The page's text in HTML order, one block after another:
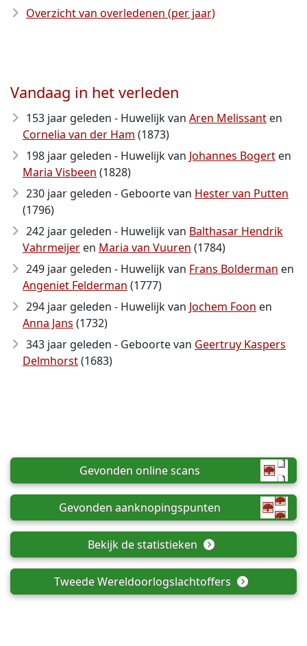
Overzicht van overledenen (per jaar)
Vandaag in het verleden
153 jaar geleden - Huwelijk van Aren Melissant en
Cornelia van der Ham (1873)
198 jaar geleden - Huwelijk van Johannes Bogert en
Maria Visbeen (1828)
230 jaar geleden - Geboorte van Hester van Putten
(1796)
242 jaar geleden - Huwelijk van Balthasar Hendrik
Vahrmeijer en Maria van Vuuren (1784)
249 jaar geleden - Huwelijk van Frans Bolderman en
Angeniet Felderman (1777)
294 jaar geleden - Huwelijk van Jochem Foon en
Anna Jans (1732)
343 jaar geleden - Geboorte van Geertruy Kaspers
Delmhorst(1683)
Gevonden online scans
Gevonden aanknopingspunten
Bekijk de statistieken
Tweede Wereldoorlogslachtoffers